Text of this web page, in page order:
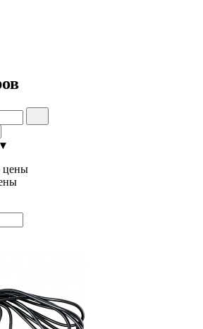
▾
цены